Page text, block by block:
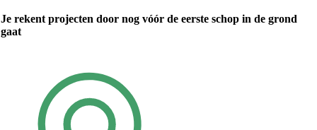
Je rekent projecten door nog vóór de eerste schop in de grond
gaat